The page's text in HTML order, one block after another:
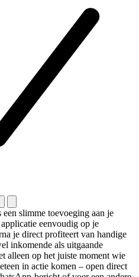
slimme toevoeging aan je
eenvoudig op je
je direct profiteert van handige
inkomende als uitgaande
alleen op het juiste moment wie
in actie komen – open direct